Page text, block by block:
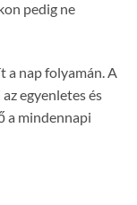
pedig ne
a nap folyamán. A
egyenletes és
a mindennapi